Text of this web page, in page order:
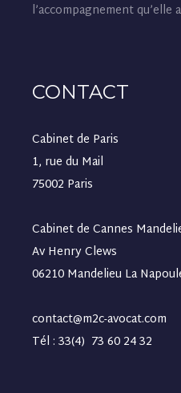
l’accompagnement
CONTACT
Cabinet de Paris
1, rue du Mail
75002 Paris
Cabinet de Cannes
Av Henry Clews
06210 Mandelieu La
contact@m2c-avocat.com
Tél : 33(4) 73 60 24 32